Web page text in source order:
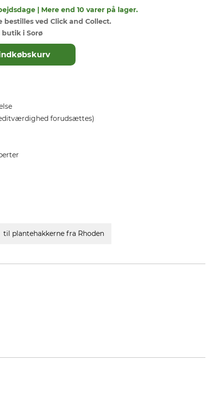
| Mere end 10 varer på lager.
bestilles ved Click and Collect.
butik i Sorø
forudsættes)
til plantehakkerne fra Rhoden